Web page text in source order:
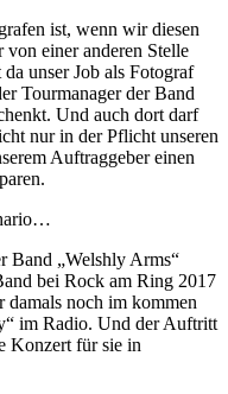
ist, wenn wir diesen
einer anderen Stelle
unser Job als Fotograf
Tourmanager der Band
Und auch dort darf
nur in der Pflicht unseren
Auftraggeber einen
Band „Welshly Arms“
bei Rock am Ring 2017
noch im kommen
im Radio. Und der Auftritt
Konzert für sie in